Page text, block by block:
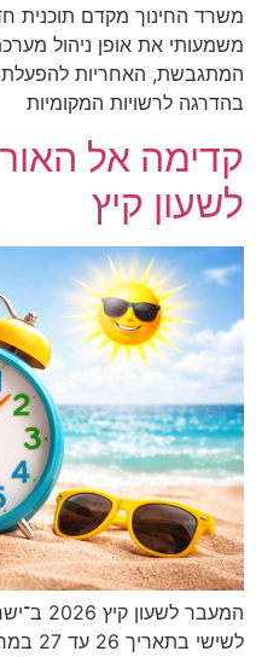
משרד החינוך מקדם תוכנית
משמעותי את אופן ניהול
המתגבשת, האחריות להפעלת
בהדרגה לרשויות המקומיות
קדימה אל
לשעון קיץ
המעבר
לשישי